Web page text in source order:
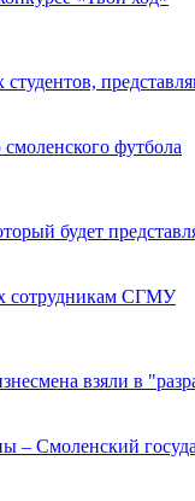
футбола
будет
сотрудникам СГМУ
взяли в
Смоленский